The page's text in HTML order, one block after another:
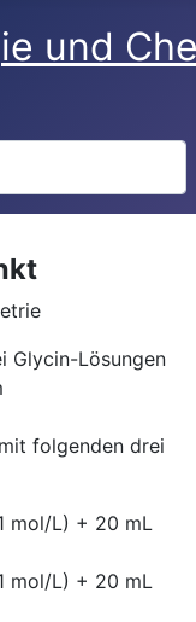
Glycin-Lösungen
folgenden drei
mol/L) + 20 mL
mol/L) + 20 mL